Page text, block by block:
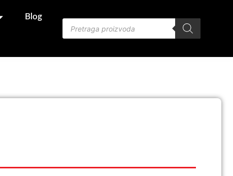
Blog
Products
search